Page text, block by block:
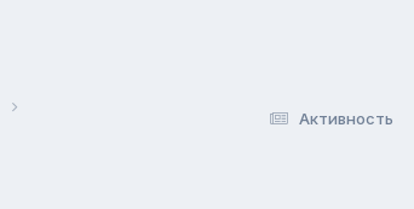
Активность